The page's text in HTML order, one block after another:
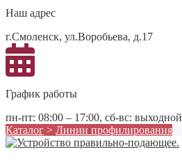
Наш адрес
г.Смоленск, ул.Воробьева, д.17
График работы
пн-пт: 08:00 – 17:00, сб-вс: выходной
Каталог > Линии профилирования